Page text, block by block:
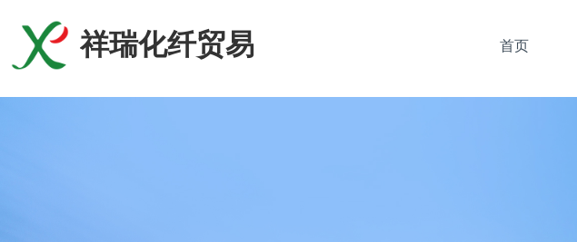
祥瑞化纤贸易 首页